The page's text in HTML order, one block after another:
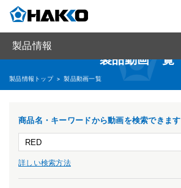
製品情報
製品動画一覧
製品情報トップ > 製品動画一覧
商品名・キーワードから動画を検索できます
詳しい検索方法